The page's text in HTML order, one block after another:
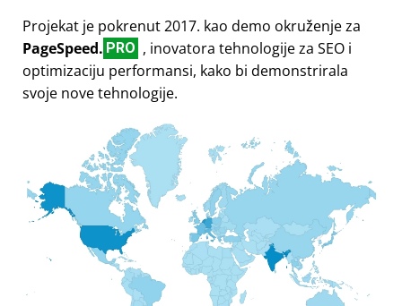
Projekat je pokrenut 2017. kao demo okruženje za
PageSpeed. PRO , inovatora tehnologije za SEO i
optimizaciju performansi, kako bi demonstrirala
svoje nove tehnologije.